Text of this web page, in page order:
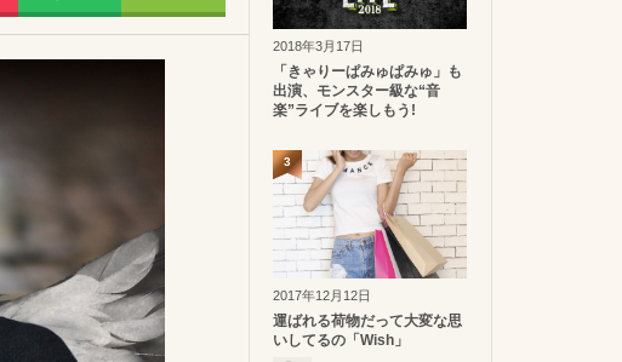
2018年3月17日
「きゃりーぱみゅぱみゅ」も
出演、モンスター級な“音
楽”ライブを楽しもう!
2017年12月12日
運ばれる荷物だって大変な思
いしてるの「Wish」
3